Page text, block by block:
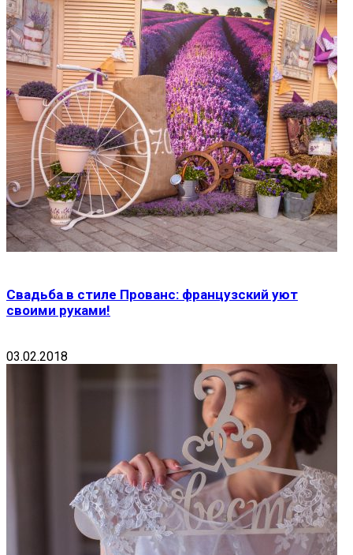
Свадьба в стиле Прованс: французский уют
своими руками!
03.02.2018